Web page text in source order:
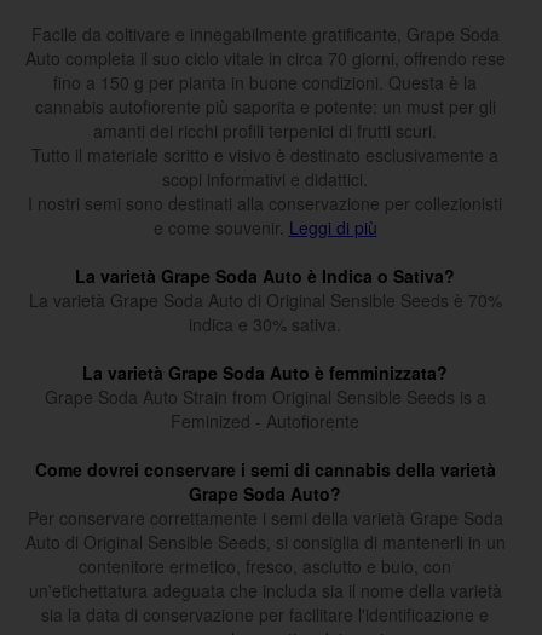
Facile da coltivare e innegabilmente gratificante, Grape Soda
Auto completa il suo ciclo vitale in circa 70 giorni, offrendo rese
fino a 150 g per pianta in buone condizioni. Questa è la
cannabis autofiorente più saporita e potente: un must per gli
amanti dei ricchi profili terpenici di frutti scuri.
Tutto il materiale scritto e visivo è destinato esclusivamente a
scopi informativi e didattici.
I nostri semi sono destinati alla conservazione per collezionisti
e come souvenir. Leggi di più
La varietà Grape Soda Auto è Indica o Sativa?
La varietà Grape Soda Auto di Original Sensible Seeds è 70%
indica e 30% sativa.
La varietà Grape Soda Auto è femminizzata?
Grape Soda Auto Strain from Original Sensible Seeds is a
Feminized - Autofiorente
Come dovrei conservare i semi di cannabis della varietà
Grape Soda Auto?
Per conservare correttamente i semi della varietà Grape Soda
Auto di Original Sensible Seeds, si consiglia di mantenerli in un
contenitore ermetico, fresco, asciutto e buio, con
un'etichettatura adeguata che includa sia il nome della varietà
sia la data di conservazione per facilitare l'identificazione e